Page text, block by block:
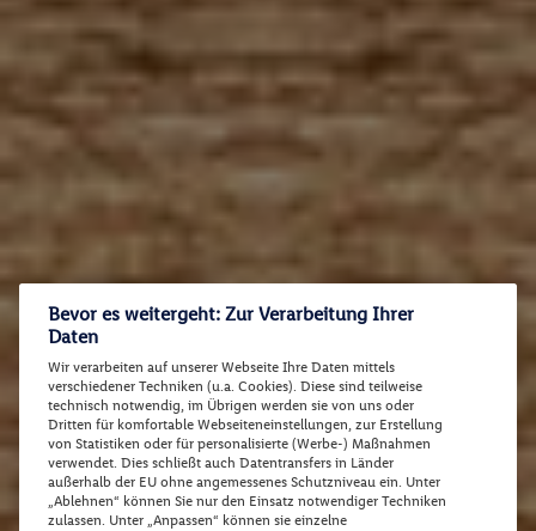
Bevor es weitergeht: Zur Verarbeitung Ihrer
Daten
Wir verarbeiten auf unserer Webseite Ihre Daten mittels
verschiedener Techniken (u.a. Cookies). Diese sind teilweise
technisch notwendig, im Übrigen werden sie von uns oder
Dritten für komfortable Webseiteneinstellungen, zur Erstellung
von Statistiken oder für personalisierte (Werbe-) Maßnahmen
verwendet. Dies schließt auch Datentransfers in Länder
außerhalb der EU ohne angemessenes Schutzniveau ein. Unter
„Ablehnen“ können Sie nur den Einsatz notwendiger Techniken
zulassen. Unter „Anpassen“ können sie einzelne